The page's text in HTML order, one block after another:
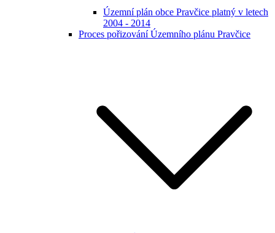
Územní plán obce Pravčice platný v letech
2004 - 2014
Proces pořizování Územního plánu Pravčice